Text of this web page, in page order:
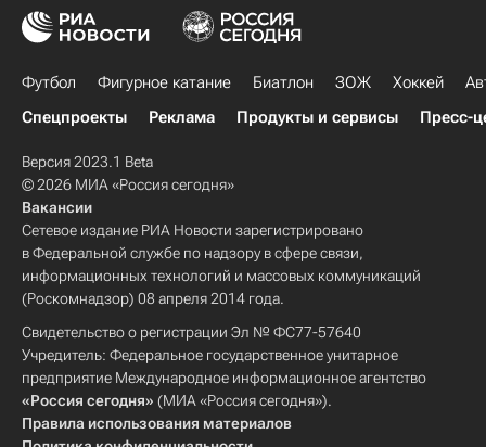
Футбол Фигурное катание Биатлон ЗОЖ Хоккей
Спецпроекты
Реклама Продукты и сервисы Пресс-
Версия 2023.1 Beta
© 2026 МИА «Россия сегодня»
Вакансии
Сетевое издание РИА Новости зарегистрировано
в Федеральной службе по надзору в сфере связи,
информационных технологий и массовых коммуникаций
(Роскомнадзор) 08 апреля 2014 года.
Свидетельство о регистрации Эл № ФС77-57640
Учредитель: Федеральное государственное унитарное
предприятие Международное информационное агентство
«Россия сегодня» (МИА «Россия сегодня»).
Правила использования материалов